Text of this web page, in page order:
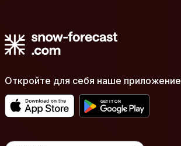
Откройте для себя наше приложение